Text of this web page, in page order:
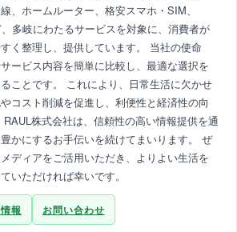
、ホームルーター、格安スマホ・SIM、
多岐にわたるサービスを対象に、消費者が
く整理し、提供しています。 当社の使命
ービス内容を簡単に比較し、最適な選択を
ことです。 これにより、日常生活に欠かせ
コスト削減を促進し、利便性と経済性の向
株式会社は、信頼性の高い情報提供を通
かにするお手伝いを続けてまいります。 ぜ
ディアをご活用いただき、よりよい生活を
いただければ幸いです。
報 お問い合わせ